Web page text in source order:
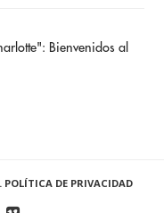
Bienvenidos al
. POLÍTICA DE PRIVACIDAD